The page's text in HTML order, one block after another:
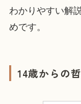
わかりやすい解
めです。
14歳からの